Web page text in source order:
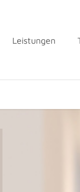
Leistungen